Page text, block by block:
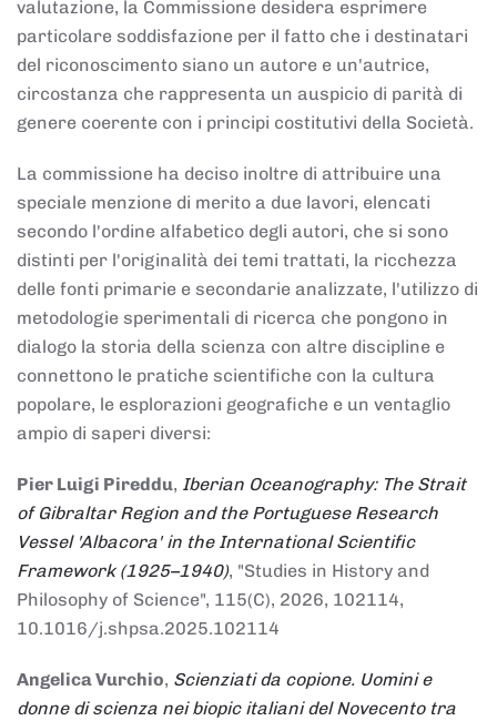
valutazione, la Commissione desidera esprimere
particolare soddisfazione per il fatto che i destinatari
del riconoscimento siano un autore e un'autrice,
circostanza che rappresenta un auspicio di parità di
genere coerente con i principi costitutivi della Società.
La commissione ha deciso inoltre di attribuire una
speciale menzione di merito a due lavori, elencati
secondo l'ordine alfabetico degli autori, che si sono
distinti per l'originalità dei temi trattati, la ricchezza
delle fonti primarie e secondarie analizzate, l'utilizzo di
metodologie sperimentali di ricerca che pongono in
dialogo la storia della scienza con altre discipline e
connettono le pratiche scientifiche con la cultura
popolare, le esplorazioni geografiche e un ventaglio
ampio di saperi diversi:
Pier Luigi Pireddu, Iberian Oceanography: The Strait
of Gibraltar Region and the Portuguese Research
Vessel 'Albacora' in the International Scientific
Framework (1925–1940), "Studies in History and
Philosophy of Science", 115(C), 2026, 102114,
10.1016/j.shpsa.2025.102114
Angelica Vurchio, Scienziati da copione. Uomini e
donne di scienza nei biopic italiani del Novecento tra